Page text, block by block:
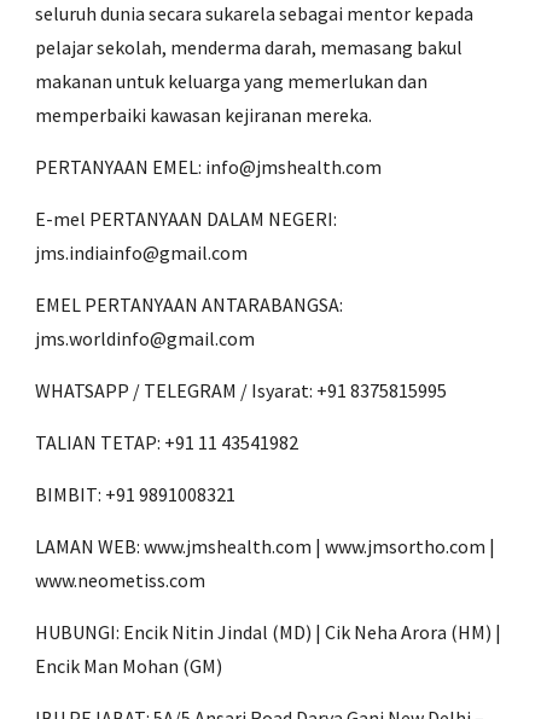
seluruh dunia secara sukarela sebagai mentor kepada
pelajar sekolah, menderma darah, memasang bakul
makanan untuk keluarga yang memerlukan dan
memperbaiki kawasan kejiranan mereka.
PERTANYAAN EMEL: info@jmshealth.com
E-mel PERTANYAAN DALAM NEGERI:
jms.indiainfo@gmail.com
EMEL PERTANYAAN ANTARABANGSA:
jms.worldinfo@gmail.com
WHATSAPP / TELEGRAM / Isyarat: +91 8375815995
TALIAN TETAP: +91 11 43541982
BIMBIT: +91 9891008321
LAMAN WEB: www.jmshealth.com | www.jmsortho.com |
www.neometiss.com
HUBUNGI: Encik Nitin Jindal (MD) | Cik Neha Arora (HM) |
Encik Man Mohan (GM)